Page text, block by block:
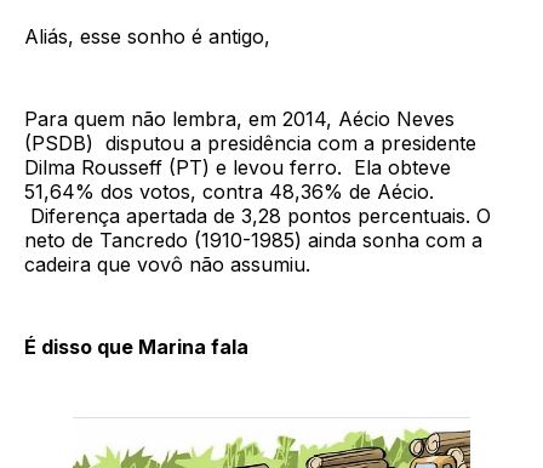
Aliás, esse sonho é antigo,
Para quem não lembra, em 2014, Aécio Neves
(PSDB) disputou a presidência com a presidente
Dilma Rousseff (PT) e levou ferro. Ela obteve
51,64% dos votos, contra 48,36% de Aécio.
Diferença apertada de 3,28 pontos percentuais. O
neto de Tancredo (1910-1985) ainda sonha com a
cadeira que vovô não assumiu.
É disso que Marina fala